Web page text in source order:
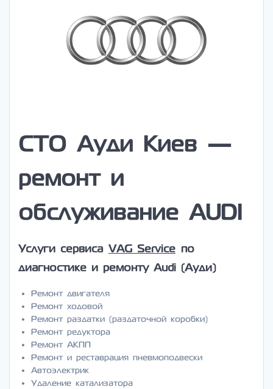
СТО Ауди Киев —
ремонт и
обслуживание AUDI
Услуги сервиса VAG Service по
диагностике и ремонту Audi (Ауди)
Ремонт двигателя
Ремонт ходовой
Ремонт раздатки (раздаточной коробки)
Ремонт редуктора
Ремонт АКПП
Ремонт и реставрация пневмоподвески
Автоэлектрик
Удаление катализатора